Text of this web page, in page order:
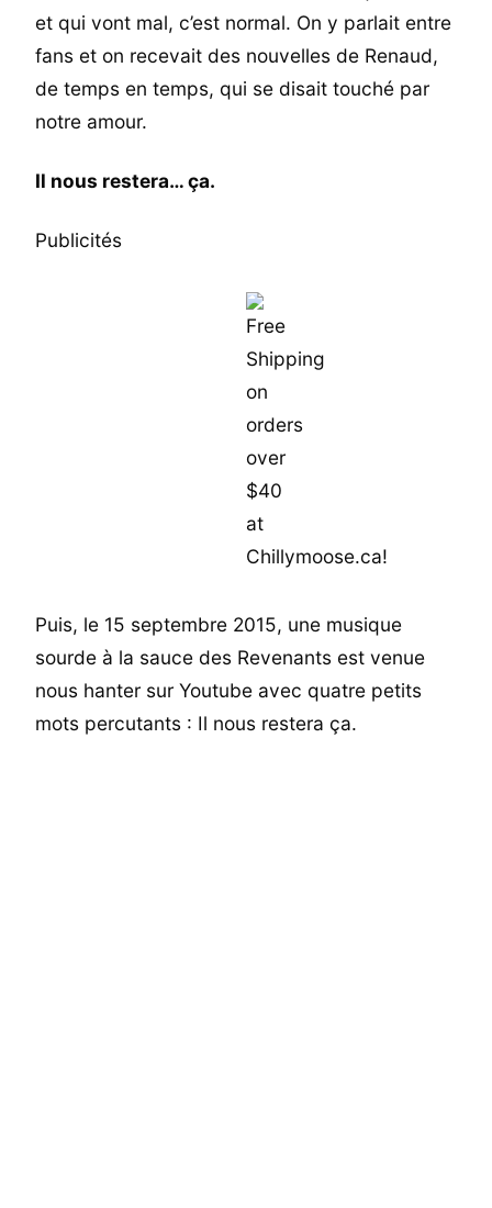
et qui vont mal, c’est normal. On y parlait entre
fans et on recevait des nouvelles de Renaud,
de temps en temps, qui se disait touché par
notre amour.
Il nous restera… ça.
Publicités
Puis, le 15 septembre 2015, une musique
sourde à la sauce des Revenants est venue
nous hanter sur Youtube avec quatre petits
mots percutants : Il nous restera ça.